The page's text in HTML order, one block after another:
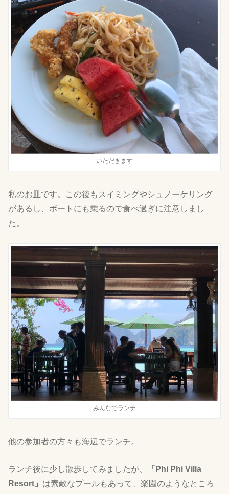
いただきます
私のお皿です。この後もスイミングやシュノーケリング
があるし、ボートにも乗るので食べ過ぎに注意しまし
た。
みんなでランチ
他の参加者の方々も海辺でランチ。
ランチ後に少し散歩してみましたが、
「Phi Phi Villa
Resort」 は素敵なプールもあって、楽園のようなところ